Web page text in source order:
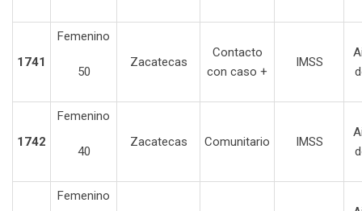
1741
Femenino
50
Zacatecas
Contacto
con caso +
IMSS
1742
Femenino
40
Zacatecas Comunitario IMSS
Femenino